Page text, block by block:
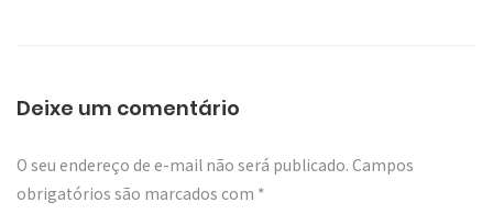
Deixe um comentário
O seu endereço de e-mail não será publicado. Campos
obrigatórios são marcados com *